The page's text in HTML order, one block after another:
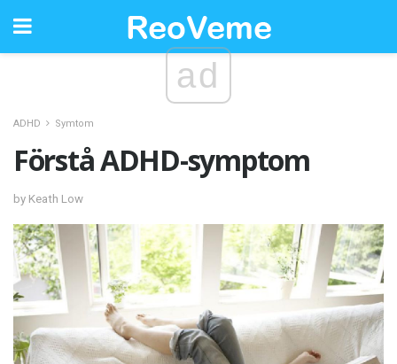
ad
ADHD Symtom
Förstå ADHD-symptom
by Keath Low